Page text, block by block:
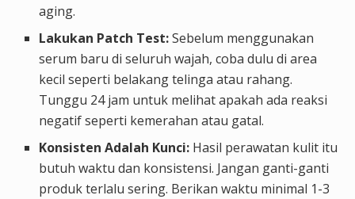
aging.
Lakukan Patch Test:Sebelum menggunakan
serum baru di seluruh wajah, coba dulu di area
kecil seperti belakang telinga atau rahang.
Tunggu 24 jam untuk melihat apakah ada reaksi
negatif seperti kemerahan atau gatal.
Konsisten Adalah Kunci: Hasil perawatan kulit itu
butuh waktu dan konsistensi. Jangan ganti-ganti
produk terlalu sering. Berikan waktu minimal 1-3